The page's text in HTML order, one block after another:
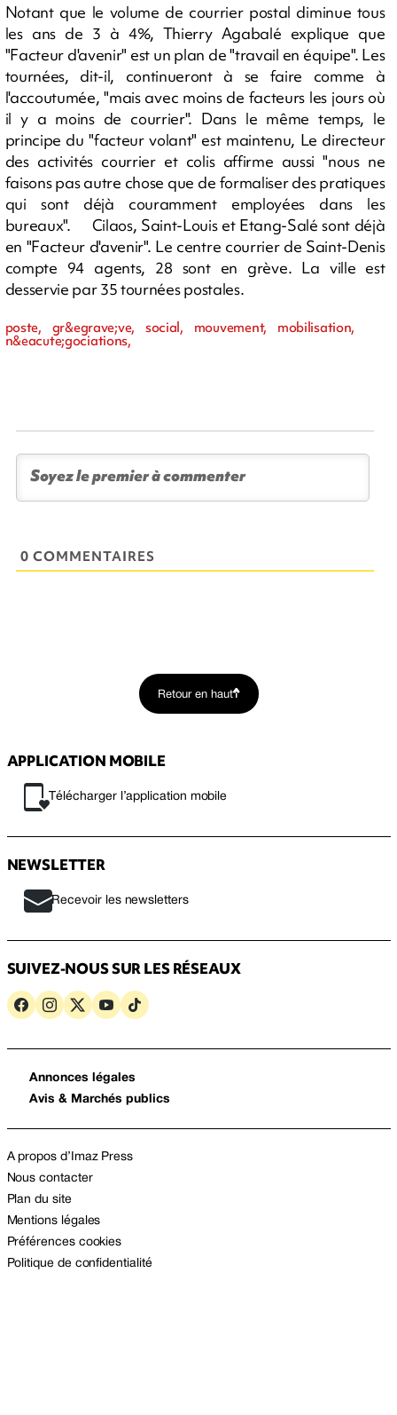
Notant que le volume de courrier postal diminue tous
les ans de 3 à 4%, Thierry Agabalé explique que
"Facteur d'avenir" est un plan de "travail en équipe". Les
tournées, dit-il, continueront à se faire comme à
l'accoutumée, "mais avec moins de facteurs les jours où
il y a moins de courrier". Dans le même temps, le
principe du "facteur volant" est maintenu, Le directeur
des activités courrier et colis affirme aussi "nous ne
faisons pas autre chose que de formaliser des pratiques
qui sont déjà couramment employées dans les
bureaux". Cilaos, Saint-Louis et Etang-Salé sont déjà
en "Facteur d'avenir". Le centre courrier de Saint-Denis
compte 94 agents, 28 sont en grève. La ville est
desservie par 35 tournées postales.
poste, gr&egrave;ve, social, mouvement, mobilisation,
n&eacute;gociations,
0 COMMENTAIRES
Retour en haut
APPLICATION MOBILE
Télécharger l’application mobile
NEWSLETTER
Recevoir les newsletters
SUIVEZ-NOUS SUR LES RÉSEAUX
Annonces légales
Avis & Marchés publics
A propos d’Imaz Press
Nous contacter
Plan du site
Mentions légales
Préférences cookies
Politique de confidentialité